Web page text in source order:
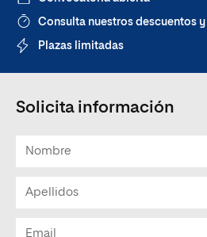
Consulta nuestros descuentos
Plazas limitadas
Solicita información